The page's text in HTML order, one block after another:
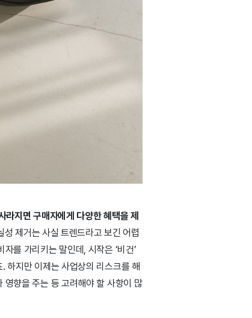
지면 구매자에게 다양한 혜택을 제
성 제거는 사실 트렌드라고 보긴 어렵
를 가리키는 말인데, 시작은 ‘비건’
하지만 이제는 사업상의 리스크를 해
영향을 주는 등 고려해야 할 사항이 많